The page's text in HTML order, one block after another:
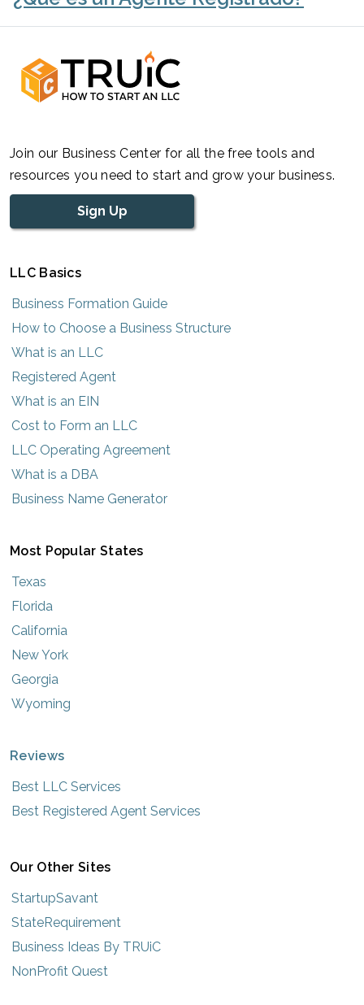
Join our Business Center for all the free tools and
resources you need to start and grow your business.
Sign Up
LLC Basics
Business Formation Guide
How to Choose a Business Structure
What is an LLC
Registered Agent
What is an EIN
Cost to Form an LLC
LLC Operating Agreement
What is a DBA
Business Name Generator
Most Popular States
Texas
Florida
California
New York
Georgia
Wyoming
Reviews
Best LLC Services
Best Registered Agent Services
Our Other Sites
StartupSavant
StateRequirement
Business Ideas By TRUiC
NonProfit Quest